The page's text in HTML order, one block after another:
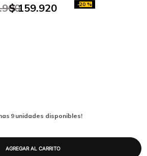
.900
$ 159.920 -20 %
9 unidades disponibles!